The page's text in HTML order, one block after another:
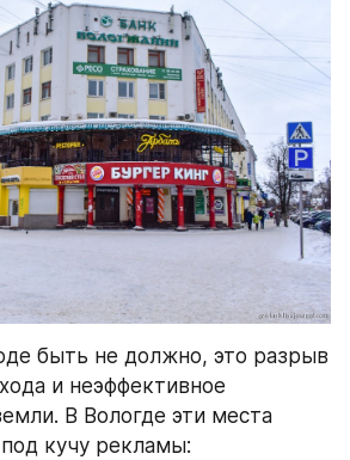
быть не должно, это разрыв
и неэффективное
В Вологде эти места
кучу рекламы: